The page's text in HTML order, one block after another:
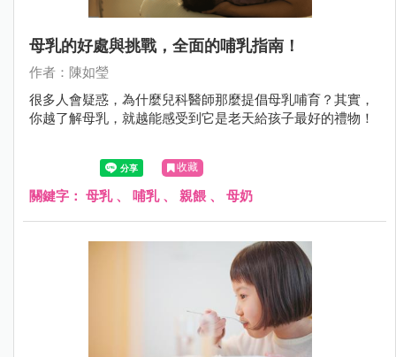
母乳的好處與挑戰，全面的哺乳指南！
作者：陳如瑩
很多人會疑惑，為什麼兒科醫師那麼提倡母乳哺育？其實，
你越了解母乳，就越能感受到它是老天給孩子最好的禮物！
收藏
關鍵字： 母乳、 哺乳、 親餵 、 母奶